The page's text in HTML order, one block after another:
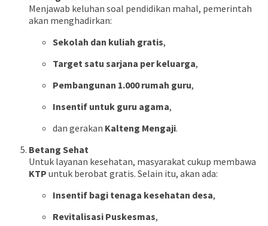
Menjawab keluhan soal pendidikan mahal, pemerintah
akan menghadirkan:
Sekolah dan kuliah gratis,
Target satu sarjana per keluarga,
Pembangunan 1.000 rumah guru,
Insentif untuk guru agama,
dan gerakan Kalteng Mengaji.
Betang Sehat
Untuk layanan kesehatan, masyarakat cukup membawa
KTP untuk berobat gratis. Selain itu, akan ada:
Insentif bagi tenaga kesehatan desa,
Revitalisasi Puskesmas,